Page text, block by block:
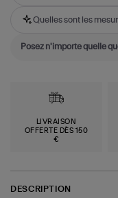
Quelles sont les
LIVRAISON
OFFERTE DÈS 150
€
DESCRIPTION